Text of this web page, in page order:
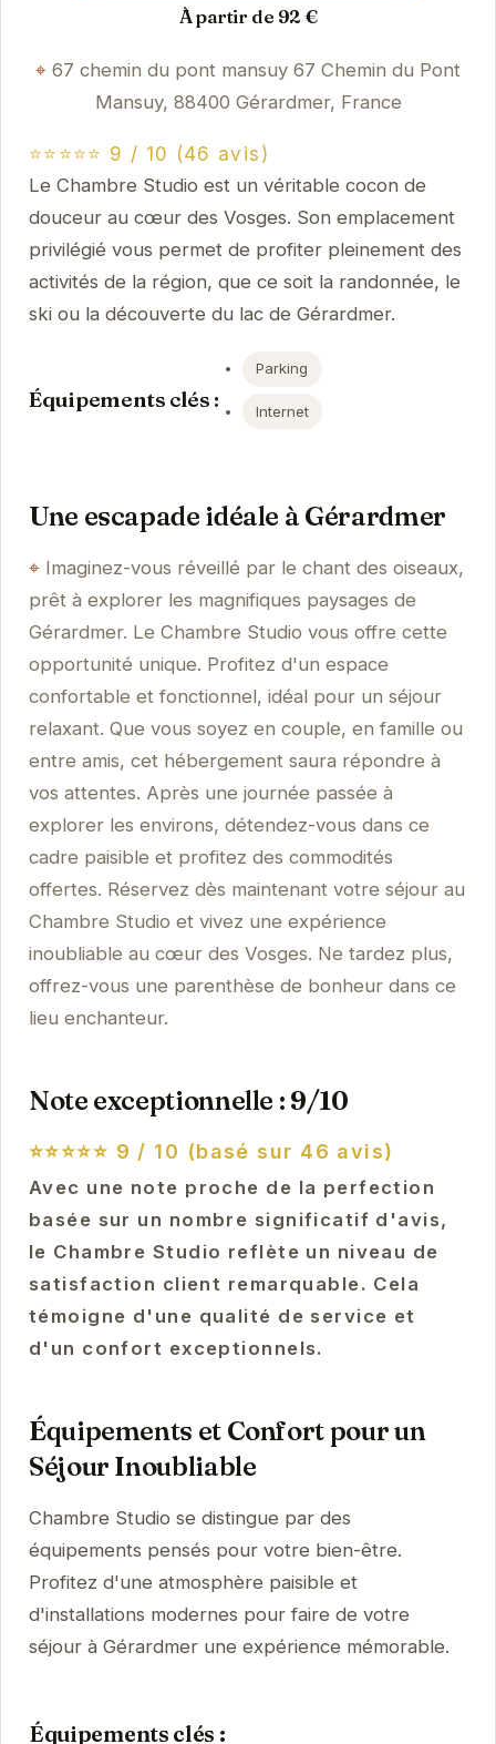
À partir de 92 €
67 chemin du pont mansuy 67 Chemin du Pont
Mansuy, 88400 Gérardmer, France
⭐⭐⭐⭐⭐ 9 / 10 (46 avis)
Le Chambre Studio est un véritable cocon de
douceur au cœur des Vosges. Son emplacement
privilégié vous permet de profiter pleinement des
activités de la région, que ce soit la randonnée, le
ski ou la découverte du lac de Gérardmer.
Équipements clés :
Parking
Internet
Une escapade idéale à Gérardmer
Imaginez-vous réveillé par le chant des oiseaux,
prêt à explorer les magnifiques paysages de
Gérardmer. Le Chambre Studio vous offre cette
opportunité unique. Profitez d'un espace
confortable et fonctionnel, idéal pour un séjour
relaxant. Que vous soyez en couple, en famille ou
entre amis, cet hébergement saura répondre à
vos attentes. Après une journée passée à
explorer les environs, détendez-vous dans ce
cadre paisible et profitez des commodités
offertes. Réservez dès maintenant votre séjour au
Chambre Studio et vivez une expérience
inoubliable au cœur des Vosges. Ne tardez plus,
offrez-vous une parenthèse de bonheur dans ce
lieu enchanteur.
Note exceptionnelle : 9/10
⭐⭐⭐⭐⭐ 9 / 10 (basé sur 46 avis)
Avec une note proche de la perfection
basée sur un nombre significatif d'avis,
le Chambre Studio reflète un niveau de
satisfaction client remarquable. Cela
témoigne d'une qualité de service et
d'un confort exceptionnels.
Équipements et Confort pour un
Séjour Inoubliable
Chambre Studio se distingue par des
équipements pensés pour votre bien-être.
Profitez d'une atmosphère paisible et
d'installations modernes pour faire de votre
séjour à Gérardmer une expérience mémorable.
Équipements clés :